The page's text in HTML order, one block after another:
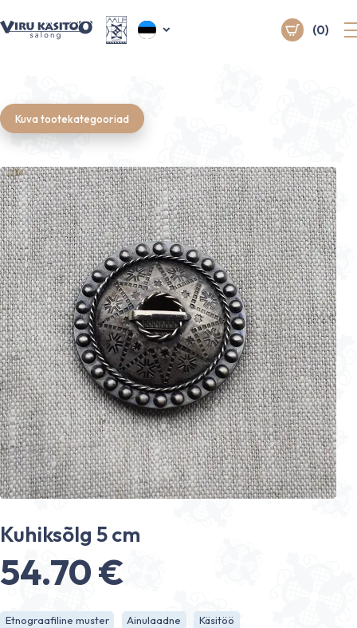
(0)
Kuva tootekategooriad
Kuhiksõlg 5 cm
54.70€
Etnograafiline muster Ainulaadne Käsitöö